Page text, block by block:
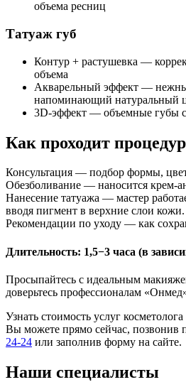
объема ресниц
Татуаж губ
Контур + растушевка —
объема
Акварельный эффект —
напоминающий натуральный
3D-эффект — объемные губы с
Как проходит
Консультация — подбор формы,
Обезболивание — наносится крем-
Нанесение татуажа — мастер
вводя пигмент в верхние слои кожи.
Рекомендации по уходу — как
Длительность: 1,5−3 часа (в
Просыпайтесь с идеальным
доверьтесь профессионалам
Узнать стоимость услуг
Вы можете прямо сейчас, позвонив
24-24 или заполнив форму на сайте.
Наши специалисты